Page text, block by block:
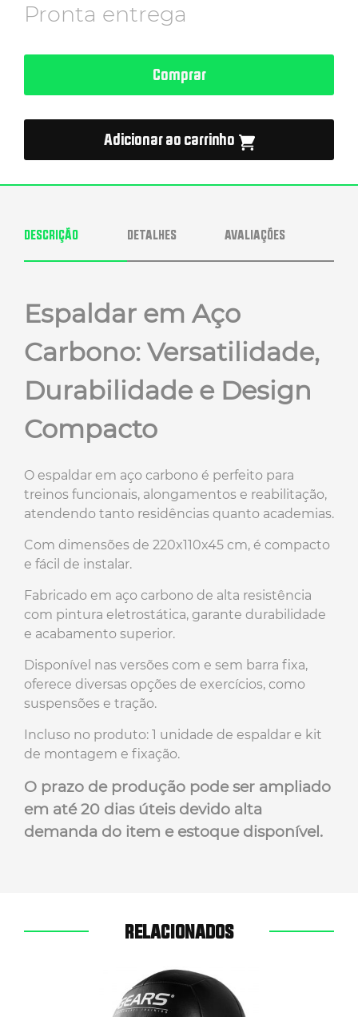
Pronta entrega
Comprar
Adicionar ao carrinho
DESCRIÇÃO DETALHES AVALIAÇÕES
Espaldar em Aço
Carbono: Versatilidade,
Durabilidade e Design
Compacto
O espaldar em aço carbono é perfeito para
treinos funcionais, alongamentos e reabilitação,
atendendo tanto residências quanto academias.
Com dimensões de 220x110x45 cm, é compacto
e fácil de instalar.
Fabricado em aço carbono de alta resistência
com pintura eletrostática, garante durabilidade
e acabamento superior.
Disponível nas versões com e sem barra fixa,
oferece diversas opções de exercícios, como
suspensões e tração.
Incluso no produto: 1 unidade de espaldar e kit
de montagem e fixação.
O prazo de produção pode ser ampliado
em até 20 dias úteis devido alta
demanda do item e estoque disponível.
RELACIONADOS